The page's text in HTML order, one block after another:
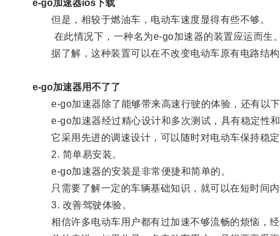
e-go加速器ios下载
但是，相较于燃油车，电动车速度显得有些不够。
在此情况下，一种名为e-go加速器的装置应运而生。
据了解，这种装置可以在不改变电动车原有电路结构
e-go加速器用不了了
e-go加速器除了能够带来高速行驶的体验，还有以下
e-go加速器经过精心设计和多次测试，具有稳定性和
它采用先进的调速设计，可以随时对电动车保持稳定
2. 简单易安装。
e-go加速器的安装是非常便捷和简单的。
只需要了解一定的车辆基础知识，就可以在短时间内
3. 改善驾驶体验。
相信许多电动车用户都有过加速不够流畅的烦恼，经